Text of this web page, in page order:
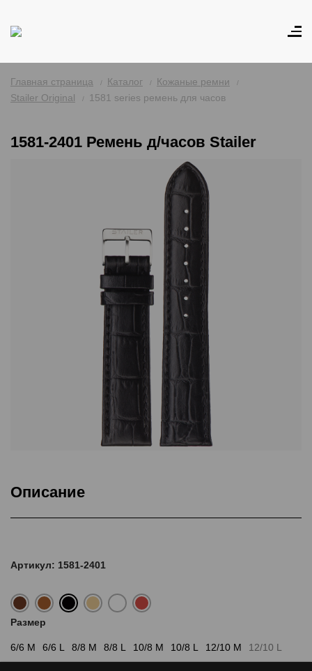
Главная страница Каталог
Кожаные ремни
Stailer Original
1581 series ремень для часов
1581-2401 Ремень д/часов Stailer
Описание
Артикул: 1581-2401
Размер
6/6 M 6/6 L 8/8 M 8/8 L 10/8 M 10/8 L 12/10 M
12/10 L